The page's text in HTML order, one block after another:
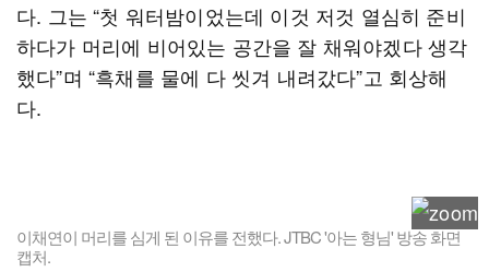
다. 그는 “첫 워터밤이었는데 이것 저것 열심히 준비
하다가 머리에 비어있는 공간을 잘 채워야겠다 생각
했다”며 “흑채를 물에 다 씻겨 내려갔다”고 회상해
다.
이채연이 머리를 심게 된 이유를 전했다. JTBC '아는 형님' 방송 화면
캡처.